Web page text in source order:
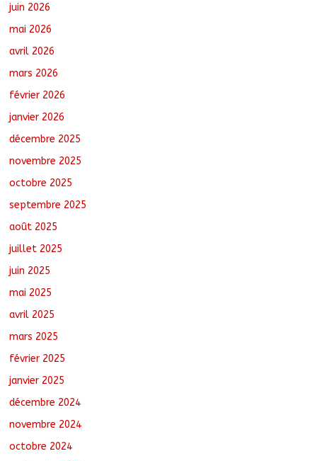
juin 2026
mai 2026
avril 2026
mars 2026
février 2026
janvier 2026
décembre 2025
novembre 2025
octobre 2025
septembre 2025
août 2025
juillet 2025
juin 2025
mai 2025
avril 2025
mars 2025
février 2025
janvier 2025
décembre 2024
novembre 2024
octobre 2024